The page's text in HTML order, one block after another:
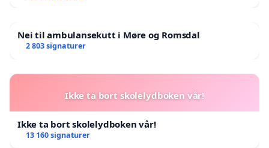
Nei til ambulansekutt i Møre og Romsdal
2 803 signaturer
Ikke ta bort skolelydboken vår!
Ikke ta bort skolelydboken vår!
13 160 signaturer